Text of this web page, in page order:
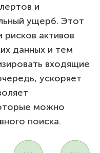
и
ущерб. Этот
активов
данных и тем
входящие
ускоряет
можно
поиска.